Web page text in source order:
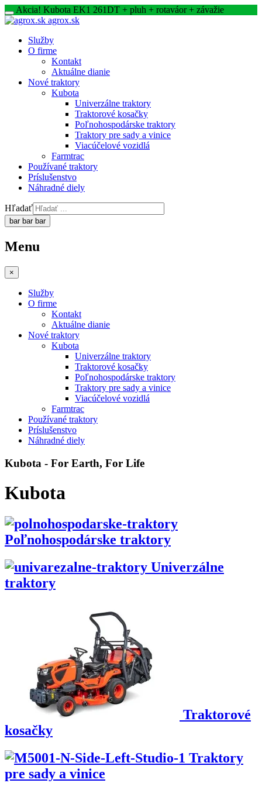
Akcia! Kubota EK1 261DT + pluh + rotaváor + závažie
agrox.sk
Služby
O firme
Kontakt
Aktuálne dianie
Nové traktory
Kubota
Univerzálne traktory
Traktorové kosačky
Poľnohospodárske traktory
Traktory pre sady a vinice
Viacúčelové vozidlá
Farmtrac
Používané traktory
Príslušenstvo
Náhradné diely
Hľadať
bar bar bar
Menu
×
Služby
O firme
Kontakt
Aktuálne dianie
Nové traktory
Kubota
Univerzálne traktory
Traktorové kosačky
Poľnohospodárske traktory
Traktory pre sady a vinice
Viacúčelové vozidlá
Farmtrac
Používané traktory
Príslušenstvo
Náhradné diely
Kubota - For Earth, For Life
Kubota
Poľnohospodárske traktory
Univerzálne
traktory
Traktorové
kosačky
Traktory
pre sady a vinice